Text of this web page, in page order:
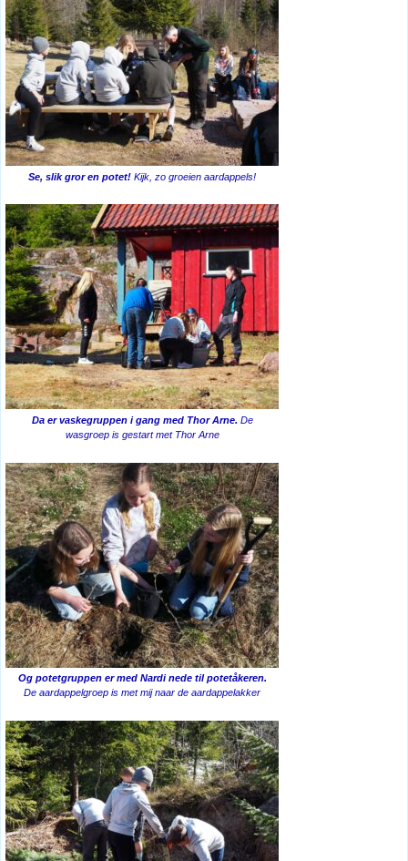
Se, slik gror en potet! Kijk, zo groeien aardappels!
Da er vaskegruppen i gang med Thor Arne. De
wasgroep is gestart met Thor Arne
Og potetgruppen er med Nardi nede til potetåkeren.
De aardappelgroep is met mij naar de aardappelakker